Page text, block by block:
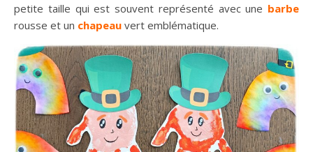
petite taille qui est souvent représenté avec une barbe
rousse et un chapeau vert emblématique.